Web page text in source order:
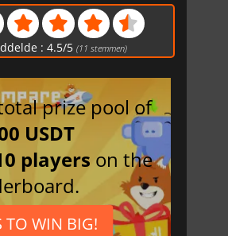
:4.5/5 (11 stemmen)
prize pool of
USDT
players on the
TO WIN BIG!